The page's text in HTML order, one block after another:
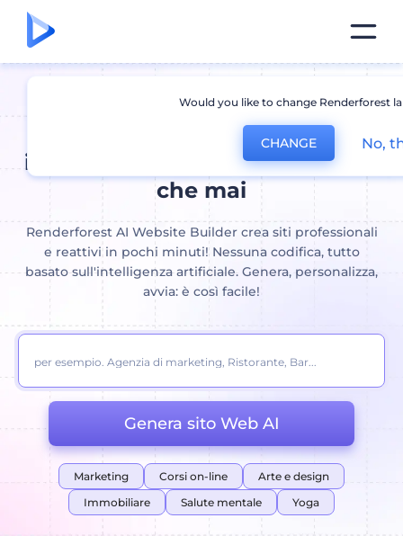
Costruttore di siti Web AI: Crea
il tuo sito web più velocemente
che mai
Renderforest AI Website Builder crea siti professionali
e reattivi in ​​pochi minuti! Nessuna codifica, tutto
basato sull'intelligenza artificiale. Genera, personalizza,
avvia: è così facile!
Genera sito Web AI
Marketing Corsi on-line
Arte e design
Immobiliare
Salute mentale Yoga
Would you like to change Renderforest
CHANGE No,